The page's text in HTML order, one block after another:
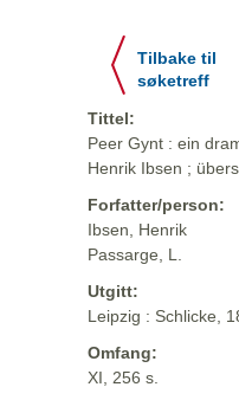
Tilbake til
søketreff
Tittel:
Peer Gynt : ein
Henrik Ibsen ;
Forfatter/person:
Ibsen, Henrik
Passarge, L.
Utgitt:
Leipzig : Schlicke,
Omfang:
XI, 256 s.